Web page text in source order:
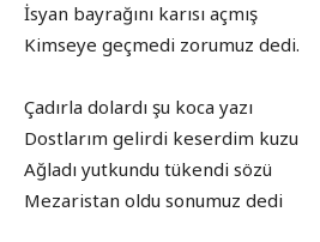
İsyan bayrağını karısı açmış
Kimseye geçmedi zorumuz dedi.
Çadırla dolardı şu koca yazı
Dostlarım gelirdi keserdim kuzu
Ağladı yutkundu tükendi sözü
Mezaristan oldu sonumuz dedi